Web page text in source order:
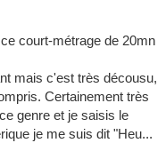
court-métrage de 20mn
mais c'est très décousu,
Certainement très
genre et je saisis le
je me suis dit "Heu...